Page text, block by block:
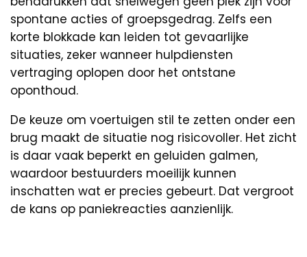
spontane acties of groepsgedrag. Zelfs een
korte blokkade kan leiden tot gevaarlijke
situaties, zeker wanneer hulpdiensten
vertraging oplopen door het ontstane
oponthoud.
De keuze om voertuigen stil te zetten onder een
brug maakt de situatie nog risicovoller. Het zicht
is daar vaak beperkt en geluiden galmen,
waardoor bestuurders moeilijk kunnen
inschatten wat er precies gebeurt. Dat vergroot
de kans op paniekreacties aanzienlijk.